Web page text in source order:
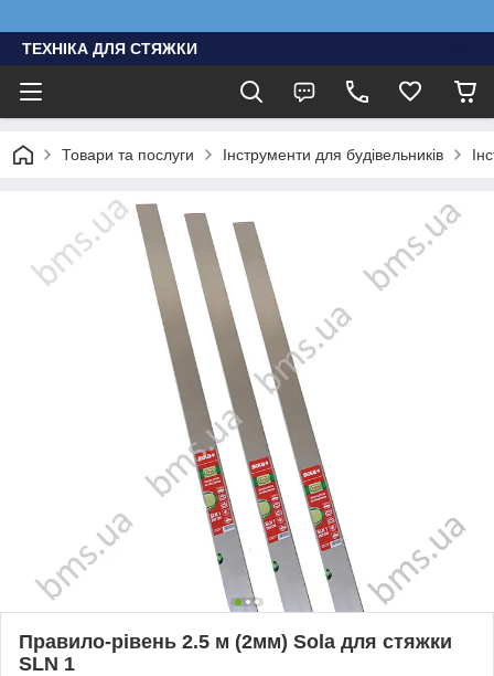
ТЕХНІКА ДЛЯ СТЯЖКИ
Товари та послуги Інструменти для будівельників
Правило-рівень 2.5 м (2мм) Sola для стяжки
SLN 1